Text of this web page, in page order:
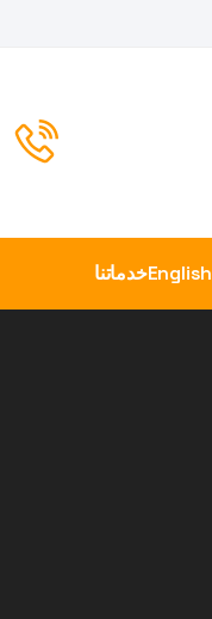
Englishخدماتنا